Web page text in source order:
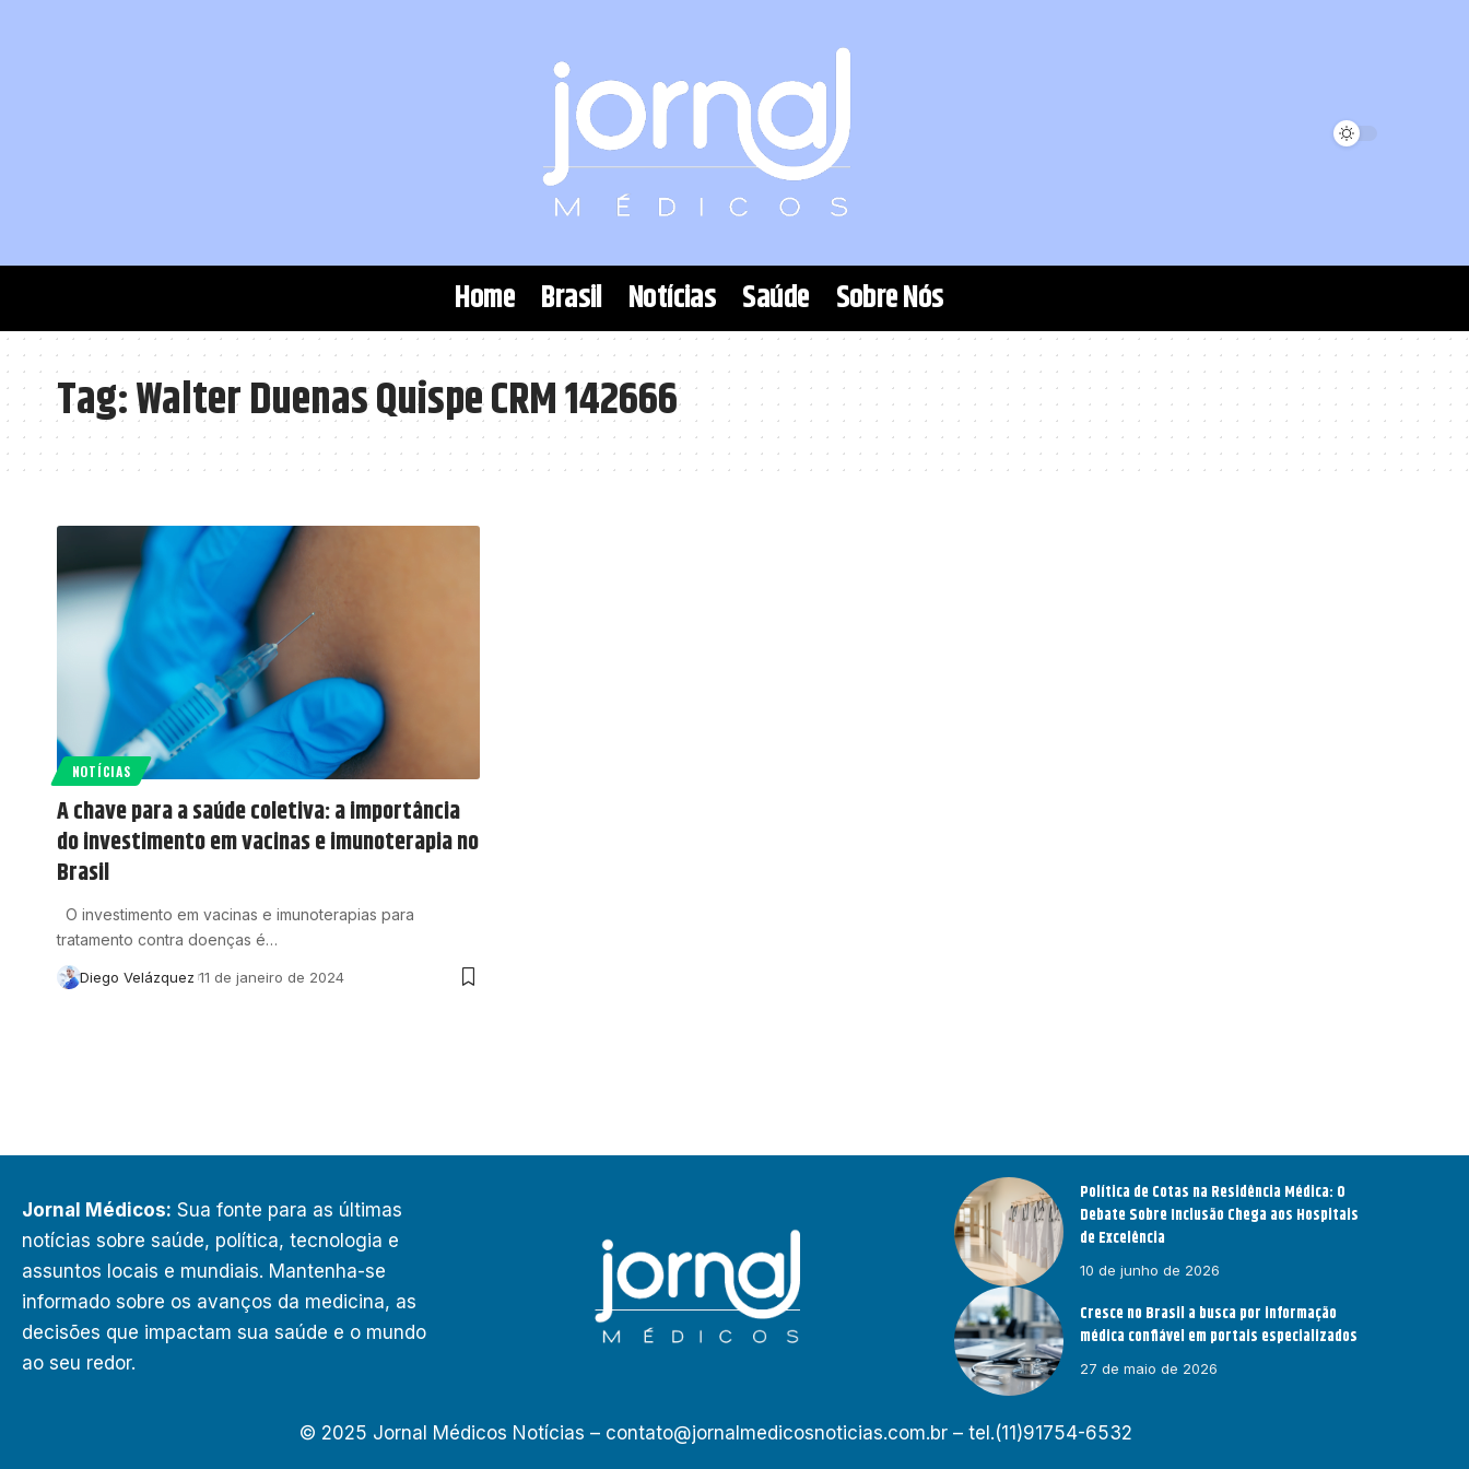
Home Brasil Notícias Saúde Sobre Nós
Tag:Walter Duenas Quispe CRM 142666
NOTÍCIAS
A chave para a saúde coletiva: a importância
do investimento em vacinas e imunoterapia no
Brasil
O investimento em vacinas e imunoterapias para
tratamento contra doenças é…
Diego Velázquez 11 de janeiro de 2024
Jornal Médicos: Sua fonte para as últimas
notícias sobre saúde, política, tecnologia e
assuntos locais e mundiais. Mantenha-se
informado sobre os avanços da medicina, as
decisões que impactam sua saúde e o mundo
ao seu redor.
Política de Cotas na Residência Médica: O
Debate Sobre Inclusão Chega aos Hospitais
de Excelência
10 de junho de 2026
Cresce no Brasil a busca por informação
médica confiável em portais especializados
27 de maio de 2026
© 2025 Jornal Médicos Notícias – contato@jornalmedicosnoticias.com.br– tel.(11)91754-6532